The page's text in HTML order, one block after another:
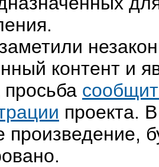
контент и
проекта.
произведение,